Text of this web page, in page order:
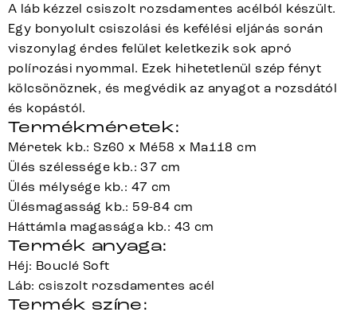
A láb kézzel csiszolt rozsdamentes acélból készült.
Egy bonyolult csiszolási és kefélési eljárás során
viszonylag érdes felület keletkezik sok apró
polírozási nyommal. Ezek hihetetlenül szép fényt
kölcsönöznek, és megvédik az anyagot a rozsdától
és kopástól.
Termékméretek:
Méretek kb.: Sz60 x Mé58 x Ma118 cm
Ülés szélessége kb.: 37 cm
Ülés mélysége kb.: 47 cm
Ülésmagasság kb.: 59-84 cm
Háttámla magassága kb.: 43 cm
Termék anyaga:
Héj: Bouclé Soft
Láb: csiszolt rozsdamentes acél
Termék színe: